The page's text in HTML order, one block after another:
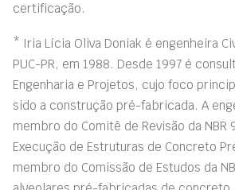
certificação.
* Iria Lícia Oliva Doniak é engenheira
PUC-PR, em 1988. Desde 1997 é
Engenharia e Projetos, cujo foco
sido a construção pré-fabricada. A
membro do Comitê de Revisão da NBR
Execução de Estruturas de Concreto
membro do Comissão de Estudos da